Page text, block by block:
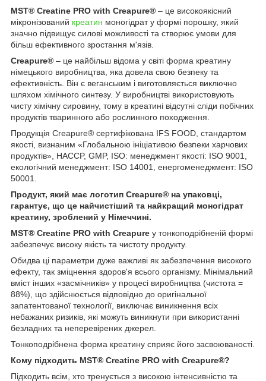
MST® Creatine PRO with Creapure® – це високоякісний
мікронізований креатин моногідрат у формі порошку, який
значно підвищує силові можливості та створює умови для
більш ефективного зростання м'язів.
Creapure® – це найбільш відома у світі форма креатину
німецького виробництва, яка довела свою безпеку та
ефективність. Він є веганським і виготовляється виключно
шляхом хімічного синтезу. У виробництві використовують
чисту хімічну сировину, тому в креатині відсутні сліди побічних
продуктів тваринного або рослинного походження.
Продукція Creapure® сертифікована IFS FOOD, стандартом
якості, визнаним «Глобальною ініціативою безпеки харчових
продуктів», HACCP, GMP, ISO: менеджмент якості: ISO 9001,
екологічний менеджмент: ISO 14001, енергоменеджмент: ISO
50001.
Продукт, який має логотип Creapure® на упаковці,
гарантує, що це найчистіший та найкращий моногідрат
креатину, зроблений у Німеччині.
MST® Creatine PRO with Creapure у тонкоподрібненій формі
забезпечує високу якість та чистоту продукту.
Обидва ці параметри дуже важливі як забезпечення високого
ефекту, так зміцнення здоров'я всього організму. Мінімальний
вміст інших «засмічників» у процесі виробництва (чистота =
88%), що здійснюється відповідно до оригінальної
запатентованої технології, виключає виникнення всіх
небажаних ризиків, які можуть виникнути при використанні
безладних та неперевірених джерел.
Тонкоподрібнена форма креатину сприяє його засвоюваності.
Кому підходить MST® Creatine PRO with Creapure®?
Підходить всім, хто тренується з високою інтенсивністю та